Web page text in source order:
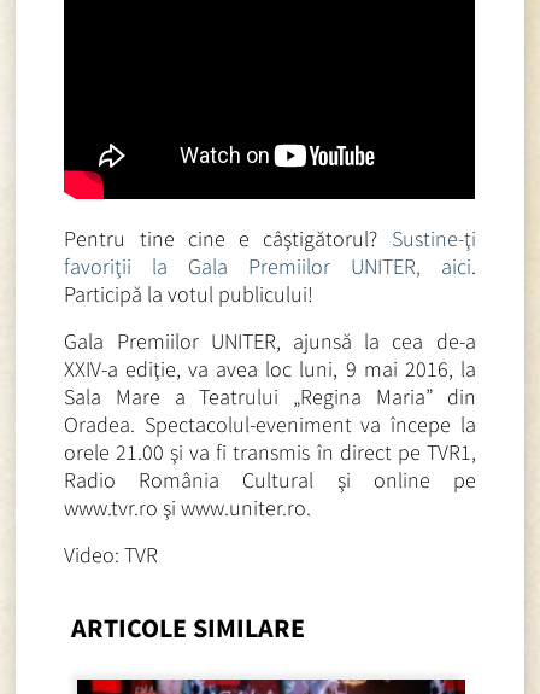
Pentru tine cine e câştigătorul? Sustine-ţi
favoriţii la Gala Premiilor UNITER, aici.
Participă la votul publicului!
Gala Premiilor UNITER, ajunsă la cea de-a
XXIV-a ediţie, va avea loc luni, 9 mai 2016, la
Sala Mare a Teatrului „Regina Maria” din
Oradea. Spectacolul-eveniment va începe la
orele 21.00 şi va fi transmis în direct pe TVR1,
Radio România Cultural şi online pe
www.tvr.ro şi www.uniter.ro.
Video: TVR
ARTICOLE SIMILARE